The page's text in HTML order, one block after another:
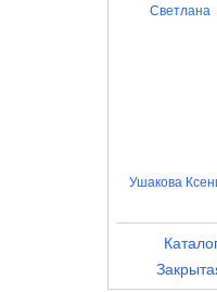
Светлана
Ушакова